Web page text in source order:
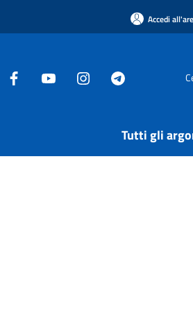
Accedi
Tutti gli